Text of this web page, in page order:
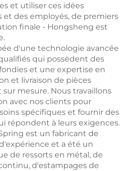
et utiliser ces idées
et des employés, de premiers
finale - Hongsheng est
d'une technologie avancée
qui possèdent des
et une expertise en
et livraison de pièces
mesure. Nous travaillons
avec nos clients pour
spécifiques et fournir des
répondent à leurs exigences.
est un fabricant de
et a été un
de ressorts en métal, de
d'estampages de